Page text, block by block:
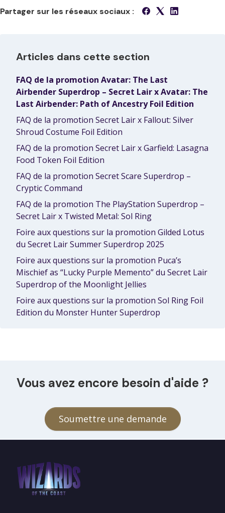
Partager sur les réseaux sociaux :
Articles dans cette section
FAQ de la promotion Avatar: The Last
Airbender Superdrop – Secret Lair x Avatar: The
Last Airbender: Path of Ancestry Foil Edition
FAQ de la promotion Secret Lair x Fallout: Silver
Shroud Costume Foil Edition
FAQ de la promotion Secret Lair x Garfield: Lasagna
Food Token Foil Edition
FAQ de la promotion Secret Scare Superdrop –
Cryptic Command
FAQ de la promotion The PlayStation Superdrop –
Secret Lair x Twisted Metal: Sol Ring
Foire aux questions sur la promotion Gilded Lotus
du Secret Lair Summer Superdrop 2025
Foire aux questions sur la promotion Puca’s
Mischief as “Lucky Purple Memento” du Secret Lair
Superdrop of the Moonlight Jellies
Foire aux questions sur la promotion Sol Ring Foil
Edition du Monster Hunter Superdrop
Vous avez encore besoin d'aide ?
Soumettre une demande